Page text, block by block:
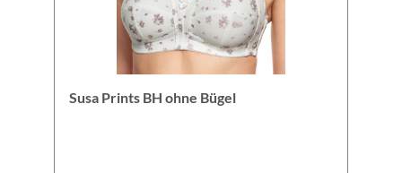
Susa Prints BH ohne Bügel